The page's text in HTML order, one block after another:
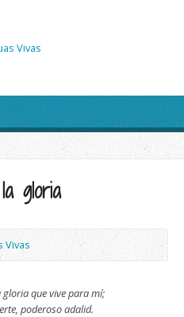
gloria
Vivas
que vive para mí;
poderoso adalid.